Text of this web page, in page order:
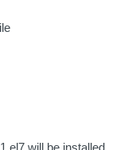
will be installed